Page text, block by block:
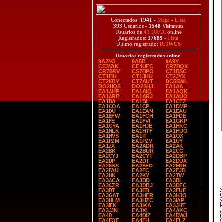
Conectados: 1941 - Mapa - Lista
393 Usuarios - 1548 Visitantes
Usuarios de 41 DXCConline
Registrados: 37689 - Lista
Último registrado: IU3WUS
Usuarios registrados online:
9A2NO
9A5B
9A9Y
CE3VAK
CE4UFC
CR7BQX
CR7BRV
CS7BPO
CT1BSC
CT1FIU
CT1JHU
CT2JYX
CT2KBY
CT7AUT
DC5SWL
DO2HQS
DO2SHJ
EA1AA
EA1AHP
EA1AIQ
EA1AQK
EA1ARB
EA1ARJ
EA1AUO
EA1BA
EA1BL
EA1CEZ
EA1COA
EA1CP
EA1DMP
EA1DU
EA1EAN
EA1EAU
EA1EFW
EA1FCH
EA1FDE
EA1FE
EA1FVI
EA1GKP
EA1GYA
EA1HJE
EA1HKC
EA1HLK
EA1HTF
EA1HUO
EA1HVS
EA1IT
EA1OX
EA1PZM
EA1PZV
EA1UY
EA1ZX
EA2ADR
EA2AK
EA2BK
EA2BUR
EA2CG
EA2CYJ
EA2CYT
EA2DBP
EA2DP
EA2DT
EA2DUX
EA2EBS
EA2EED
EA2ERB
EA2FAU
EA2FC
EA2FJD
EA2HK
EA2KY
EA2TW
EA3ACA
EA3BD
EA3BL
EA3CZR
EA3DBJ
EA3DFC
EA3DT
EA3EB
EA3FUE
EA3GAT
EA3HER
EA3HJO
EA3HLM
EA3HZC
EA3IAP
EA3IEK
EA3IKA
EA3JHT
EA3JJN
EA3XL
EA4AKC
EA4D
EA4DIZ
EA4DWJ
EA4EQF
EA4FH
EA4FLZ